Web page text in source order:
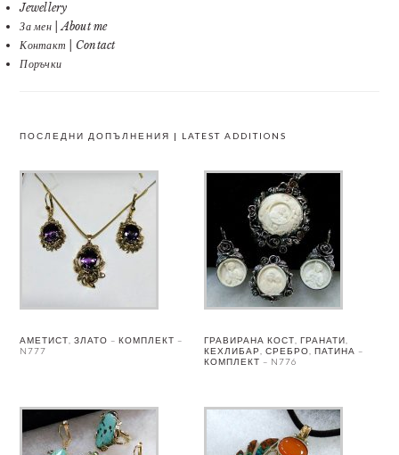
Jewellery
За мен | About me
Контакт | Contact
Поръчки
ПОСЛЕДНИ ДОПЪЛНЕНИЯ | LATEST ADDITIONS
АМЕТИСТ, ЗЛАТО – КОМПЛЕКТ –
N777
ГРАВИРАНА КОСТ, ГРАНАТИ,
КЕХЛИБАР, СРЕБРО, ПАТИНА –
КОМПЛЕКТ – N776